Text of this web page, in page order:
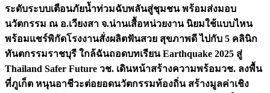
ระดับระบบเตือนภัยน้ำท่วมฉับพลันสู่ชุมชน พร้อมส่งมอบ
นวัตกรรม ณ อ.เวียงสา จ.น่านเสื้อหน่วยงาน นิยมใช้แบบไหน
พร้อมแชร์พิกัดโรงงานสั่งผลิตฟันสวย สุขภาพดี ไปกับ 5 คลินิก
ทันตกรรมราชบุรี ใกล้ฉันถอดบทเรียน Earthquake 2025 สู่
Thailand Safer Future วช. เดินหน้าสร้างความพร้อมวช. ลงพื้น
ที่ภูเก็ต หนุนอาชีวะต่อยอดนวัตกรรมท้องถิ่น สร้างมูลค่าเชิง